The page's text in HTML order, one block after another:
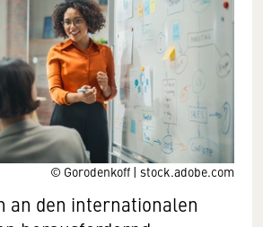
© Gorodenkoff | stock.adobe.com
an den internationalen